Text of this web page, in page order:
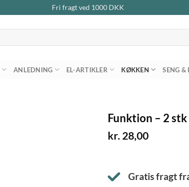
Fri fragt ved 1000DKK
ANLEDNING EL-ARTIKLER KØKKEN SENG &
Funktion – 2
kr. 28,00
Gratis fragt